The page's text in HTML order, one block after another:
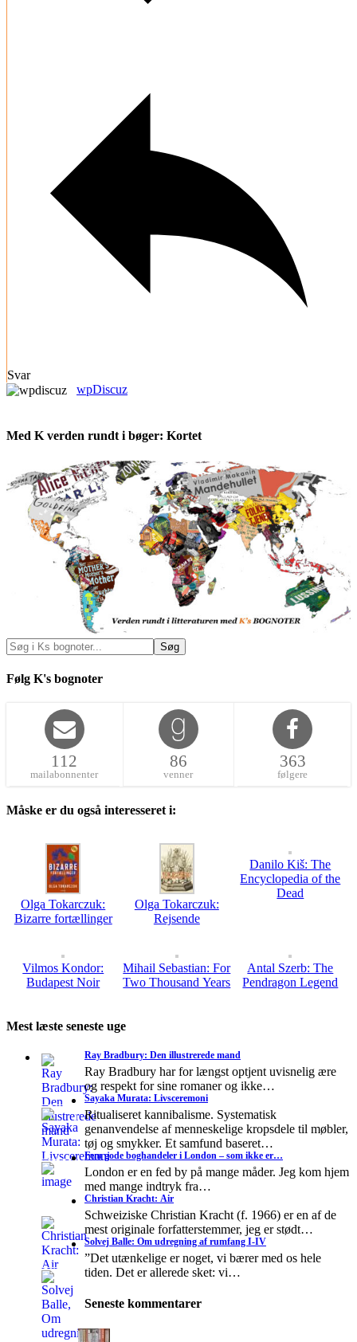
Svar
wpDiscuz
Med K verden rundt i bøger: Kortet
Følg K's bognoter
112
mailabonnenter
86
venner
363
følgere
Måske er du også interesseret i:
Olga Tokarczuk:
Bizarre fortællinger
Olga Tokarczuk:
Rejsende
Danilo Kiš: The
Encyclopedia of the
Dead
Vilmos Kondor:
Budapest Noir
Mihail Sebastian: For
Two Thousand Years
Antal Szerb: The
Pendragon Legend
Mest læste seneste uge
Ray Bradbury: Den illustrerede mand
Ray Bradbury har for længst optjent uvisnelig ære
og respekt for sine romaner og ikke…
Sayaka Murata: Livsceremoni
Ritualiseret kannibalisme. Systematisk
genanvendelse af menneskelige kropsdele til møbler,
tøj og smykker. Et samfund baseret…
Fem gode boghandeler i London – som ikke er…
London er en fed by på mange måder. Jeg kom hjem
med mange indtryk fra…
Christian Kracht: Air
Schweiziske Christian Kracht (f. 1966) er en af de
mest originale forfatterstemmer, jeg er stødt…
Solvej Balle: Om udregning af rumfang I-IV
”Det utænkelige er noget, vi bærer med os hele
tiden. Det er allerede sket: vi…
Seneste kommentarer